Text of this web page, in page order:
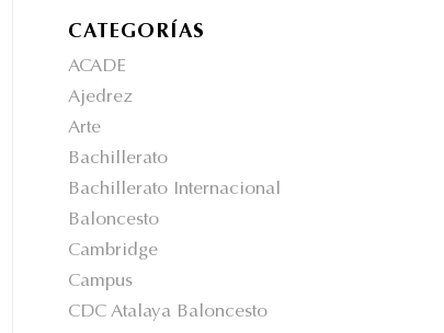
CATEGORÍAS
ACADE
Ajedrez
Arte
Bachillerato
Bachillerato Internacional
Baloncesto
Cambridge
Campus
CDC Atalaya Baloncesto